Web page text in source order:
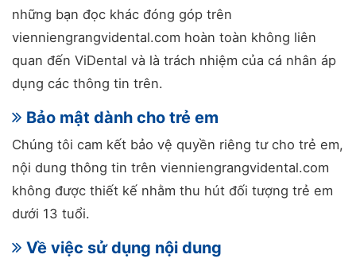
những bạn đọc khác đóng góp trên
vienniengrangvidental.com hoàn toàn không liên
quan đến ViDental và là trách nhiệm của cá nhân áp
dụng các thông tin trên.
Bảo mật dành cho trẻ em
Chúng tôi cam kết bảo vệ quyền riêng tư cho trẻ em,
nội dung thông tin trên vienniengrangvidental.com
không được thiết kế nhằm thu hút đối tượng trẻ em
dưới 13 tuổi.
Về việc sử dụng nội dung